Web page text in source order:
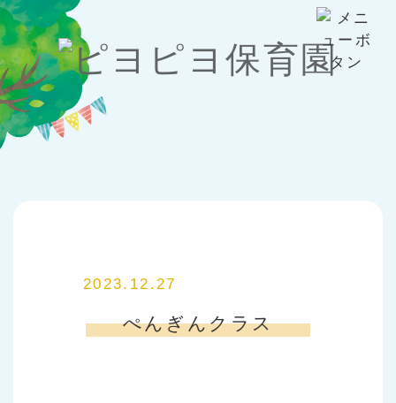
2023.12.27
ぺんぎんクラス